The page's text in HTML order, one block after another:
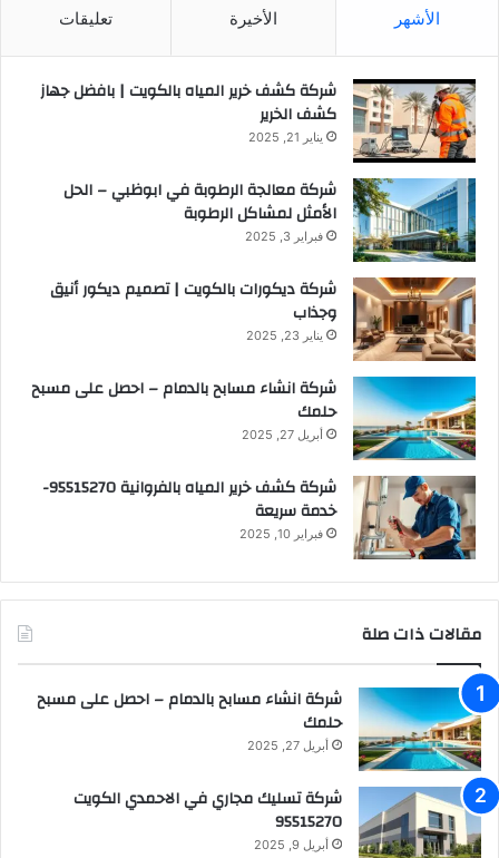
الأشهر الأخيرة تعليقات
شركة كشف خرير المياه بالكويت | بافضل جهاز
كشف الخرير
يناير 21, 2025
شركة معالجة الرطوبة في ابوظبي – الحل
الأمثل لمشاكل الرطوبة
فبراير 3, 2025
شركة ديكورات بالكويت | تصميم ديكور أنيق
وجذاب
يناير 23, 2025
شركة انشاء مسابح بالدمام – احصل على مسبح
حلمك
أبريل 27, 2025
شركة كشف خرير المياه بالفروانية 95515270-
خدمة سريعة
فبراير 10, 2025
مقالات ذات صلة
شركة انشاء مسابح بالدمام – احصل على مسبح
حلمك
أبريل 27, 2025
شركة تسليك مجاري في الاحمدي الكويت
95515270
أبريل 9, 2025